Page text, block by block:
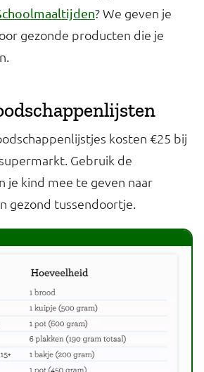
? We geven je
gezonde producten die je
kosten €25 bij
Gebruik de
je kind mee te geven naar
gezond tussendoortje.